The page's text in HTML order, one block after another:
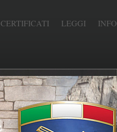
CERTIFICATI LEGGI